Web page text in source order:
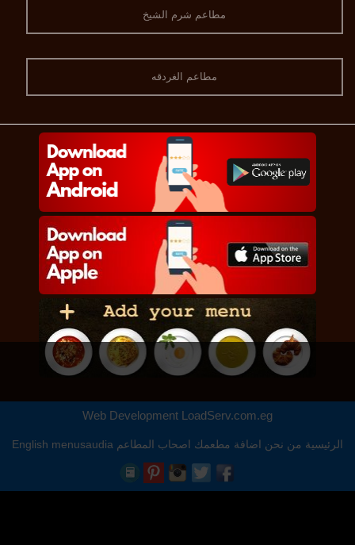
مطاعم شرم الشيخ
مطاعم الغردقه
Web Development LoadServ.com.eg
الرئيسية من نحن اضافة مطعمك اصحاب المطاعم menusaudia
English